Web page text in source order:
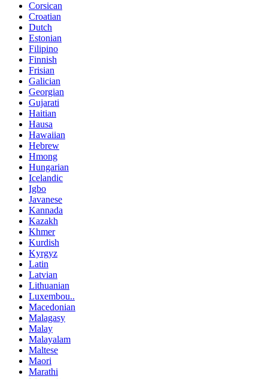
Corsican
Croatian
Dutch
Estonian
Filipino
Finnish
Frisian
Galician
Georgian
Gujarati
Haitian
Hausa
Hawaiian
Hebrew
Hmong
Hungarian
Icelandic
Igbo
Javanese
Kannada
Kazakh
Khmer
Kurdish
Kyrgyz
Latin
Latvian
Lithuanian
Luxembou..
Macedonian
Malagasy
Malay
Malayalam
Maltese
Maori
Marathi